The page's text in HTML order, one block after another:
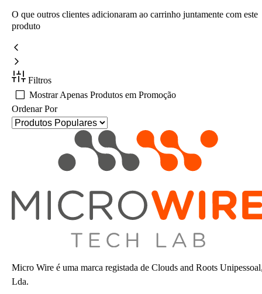
O que outros clientes adicionaram ao carrinho juntamente com este
produto
Filtros
Mostrar Apenas Produtos em Promoção
Ordenar Por
Micro Wire é uma marca registada de Clouds and Roots
Lda.